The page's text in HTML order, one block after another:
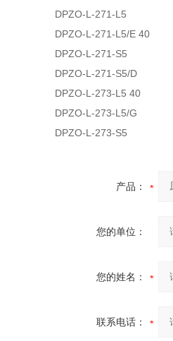
DPZO-L-271-L5
DPZO-L-271-L5/E 40
DPZO-L-271-S5
DPZO-L-271-S5/D
DPZO-L-273-L5 40
DPZO-L-273-L5/G
DPZO-L-273-S5
产品：
您的单位：
您的姓名：
联系电话：